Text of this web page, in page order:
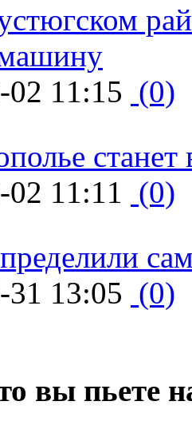
02 11:15 (0)
11:11 (0)
31 13:05 (0)
вы пьете